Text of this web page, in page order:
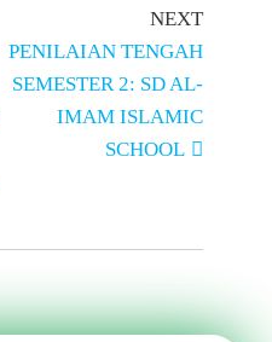
NEXT
PENILAIAN TENGAH
SEMESTER 2: SD AL-
IMAM ISLAMIC
SCHOOL